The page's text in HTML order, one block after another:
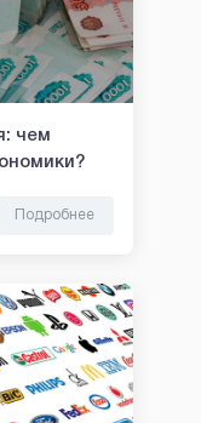
чем
Подробнее